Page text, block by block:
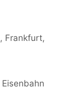
, Frankfurt,
Eisenbahn